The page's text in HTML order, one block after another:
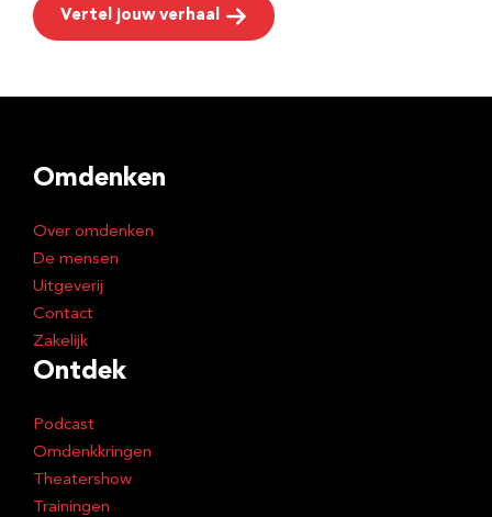
Vertel jouw verhaal
Omdenken
Over omdenken
De mensen
Uitgeverij
Contact
Zakelijk
Ontdek
Podcast
Omdenkkringen
Theatershow
Trainingen